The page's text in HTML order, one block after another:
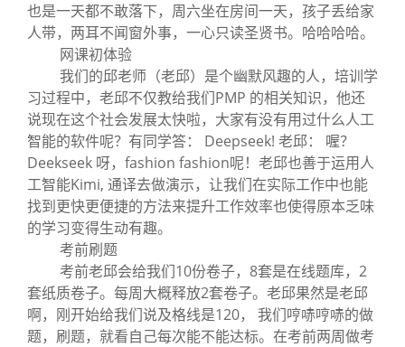
也是一天都不敢落下，周六坐在房间一天，孩子丢给家
人带，两耳不闻窗外事，一心只读圣贤书。哈哈哈哈。
网课初体验
我们的邱老师（老邱）是个幽默风趣的人，培训学
习过程中，老邱不仅教给我们PMP 的相关知识，他还
说现在这个社会发展太快啦，大家有没有用过什么人工
智能的软件呢？有同学答： Deepseek! 老邱： 喔？
Deekseek 呀，fashion fashion呢！老邱也善于运用人
工智能Kimi, 通译去做演示，让我们在实际工作中也能
找到更快更便捷的方法来提升工作效率也使得原本乏味
的学习变得生动有趣。
考前刷题
考前老邱会给我们10份卷子，8套是在线题库，2
套纸质卷子。每周大概释放2套卷子。老邱果然是老邱
啊，刚开始给我们说及格线是120， 我们哼哧哼哧的做
题，刷题，就看自己每次能不能达标。在考前两周做考